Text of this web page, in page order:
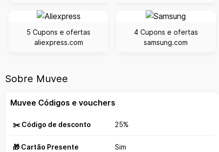
5 Cupons e ofertas
aliexpress.com
4 Cupons e ofertas
samsung.com
Sobre Muvee
Muvee Códigos e vouchers
✂️ Código de desconto 25%
🎁 Cartão Presente Sim